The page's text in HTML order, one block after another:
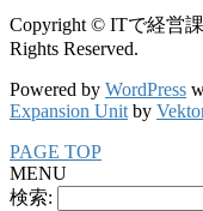
Copyright © ITで経営
Rights Reserved.
Powered by WordPress
Expansion Unit by
PAGE TOP
MENU
検索: